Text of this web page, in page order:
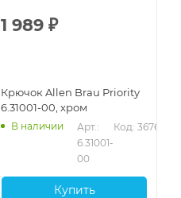
1 989 ₽
Крючок Allen Brau Priority
6.31001-00, хром
В наличии
Арт.:
6.31001-
00
Код: 36760
Купить